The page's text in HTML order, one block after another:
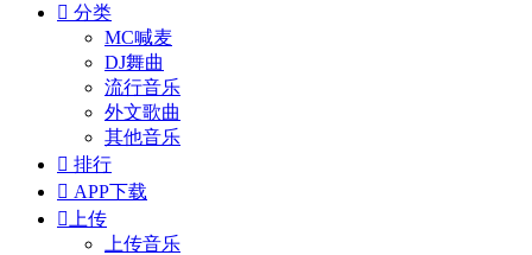
 分类
MC喊麦
DJ舞曲
流行音乐
外文歌曲
其他音乐
 排行
 APP下载
 上传
上传音乐